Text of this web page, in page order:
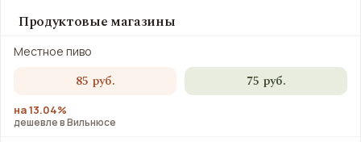
Продуктовые магазины
Местное пиво
85 руб. 75 руб.
на 13.04%
дешевле в Вильнюсе